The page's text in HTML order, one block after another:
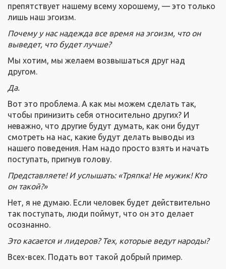
препятствует нашему всему хорошему, — это только
лишь наш эгоизм.
Почему у нас надежда все время на эгоизм, что он
выведет, что будет лучше?
Мы хотим, мы желаем возвышаться друг над
другом.
Да.
Вот это проблема. А как мы можем сделать так,
чтобы принизить себя относительно других? И
неважно, что другие будут думать, как они будут
смотреть на нас, какие будут делать выводы из
нашего поведения. Нам надо просто взять и начать
поступать, пригнув голову.
Представляете! И услышать: «Тряпка! Не мужик! Кто
он такой?»
Нет, я не думаю. Если человек будет действительно
так поступать, люди поймут, что он это делает
осознанно.
Это касается и лидеров? Тех, которые ведут народы?
Всех-всех. Подать вот такой добрый пример.